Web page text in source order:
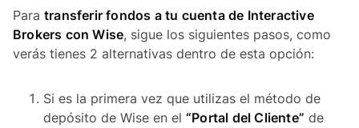
Para transferir fondos a tu cuenta de Interactive
Brokers con Wise, sigue los siguientes pasos, como
verás tienes 2 alternativas dentro de esta opción:
Si es la primera vez que utilizas el método de
depósito de Wise en el “Portal del Cliente” de